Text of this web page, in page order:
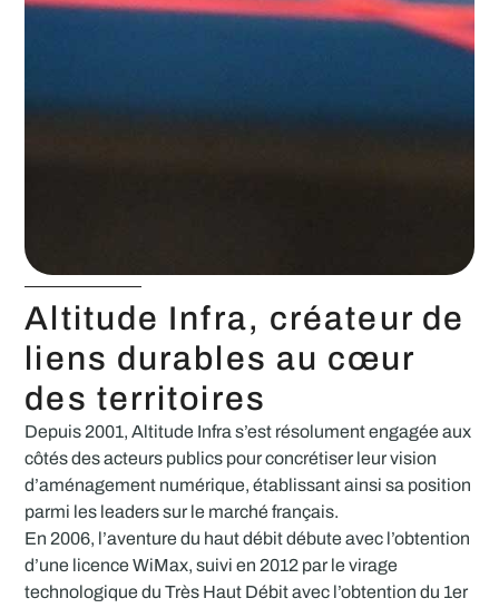
Altitude Infra, créateur de
liens durables au cœur
des territoires
Depuis 2001, Altitude Infra s’est résolument engagée aux
côtés des acteurs publics pour concrétiser leur vision
d’aménagement numérique, établissant ainsi sa position
parmi les leaders sur le marché français.
En 2006, l’aventure du haut débit débute avec l’obtention
d’une licence WiMax, suivi en 2012 par le virage
technologique du Très Haut Débit avec l’obtention du 1er